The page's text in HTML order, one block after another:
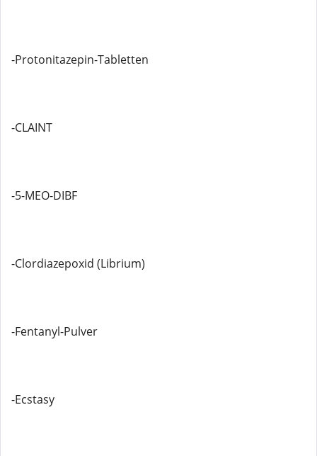
-Protonitazepin-Tabletten
-CLAINT
-5-MEO-DIBF
-Clordiazepoxid (Librium)
-Fentanyl-Pulver
-Ecstasy